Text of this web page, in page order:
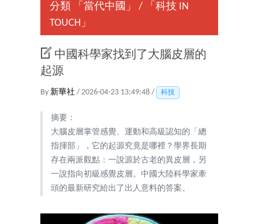
分類 「當代中國」 /
「科技 IN
TOUCH」
中國科學家找到了大腦皮層的
起源
By 新華社 / 2026-04-23 13:49:48 / 科技
摘要：
大腦皮層掌管感覺、運動和高級認知的「總
指揮部」，它的起源究竟是哪裡？學界長期
存在兩派觀點：一說源於古老的異皮層，另
一說指向初級感覺皮層。中國大陸科學家牽
頭的最新研究給出了出人意料的答案。